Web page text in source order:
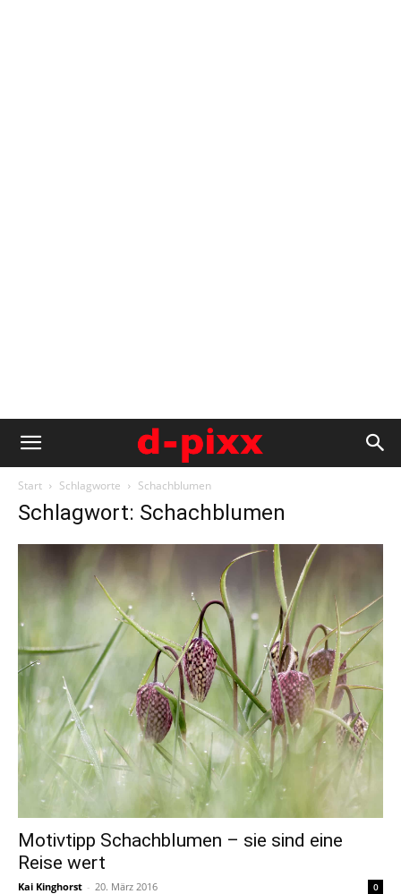
Start Schlagworte Schachblumen
Schlagwort: Schachblumen
Motivtipp Schachblumen – sie sind eine
Reise wert
Kai Kinghorst - 20. März 2016 0